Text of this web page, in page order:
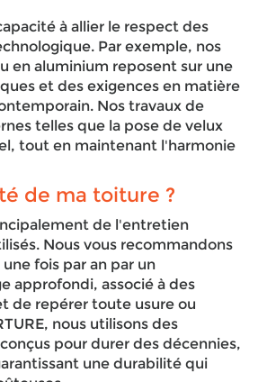
à allier le respect des
Par exemple, nos
en aluminium reposent sur une
et des exigences en matière
Nos travaux de
telles que la pose de velux
tout en maintenant l'harmonie
de ma toiture ?
de l'entretien
Nous vous recommandons
fois par an par un
approfondi, associé à des
de repérer toute usure ou
nous utilisons des
pour durer des décennies,
une durabilité qui